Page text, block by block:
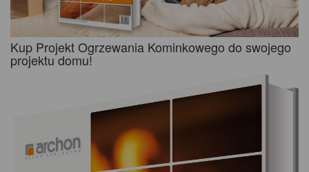
Kup Projekt Ogrzewania Kominkowego do swojego
projektu domu!